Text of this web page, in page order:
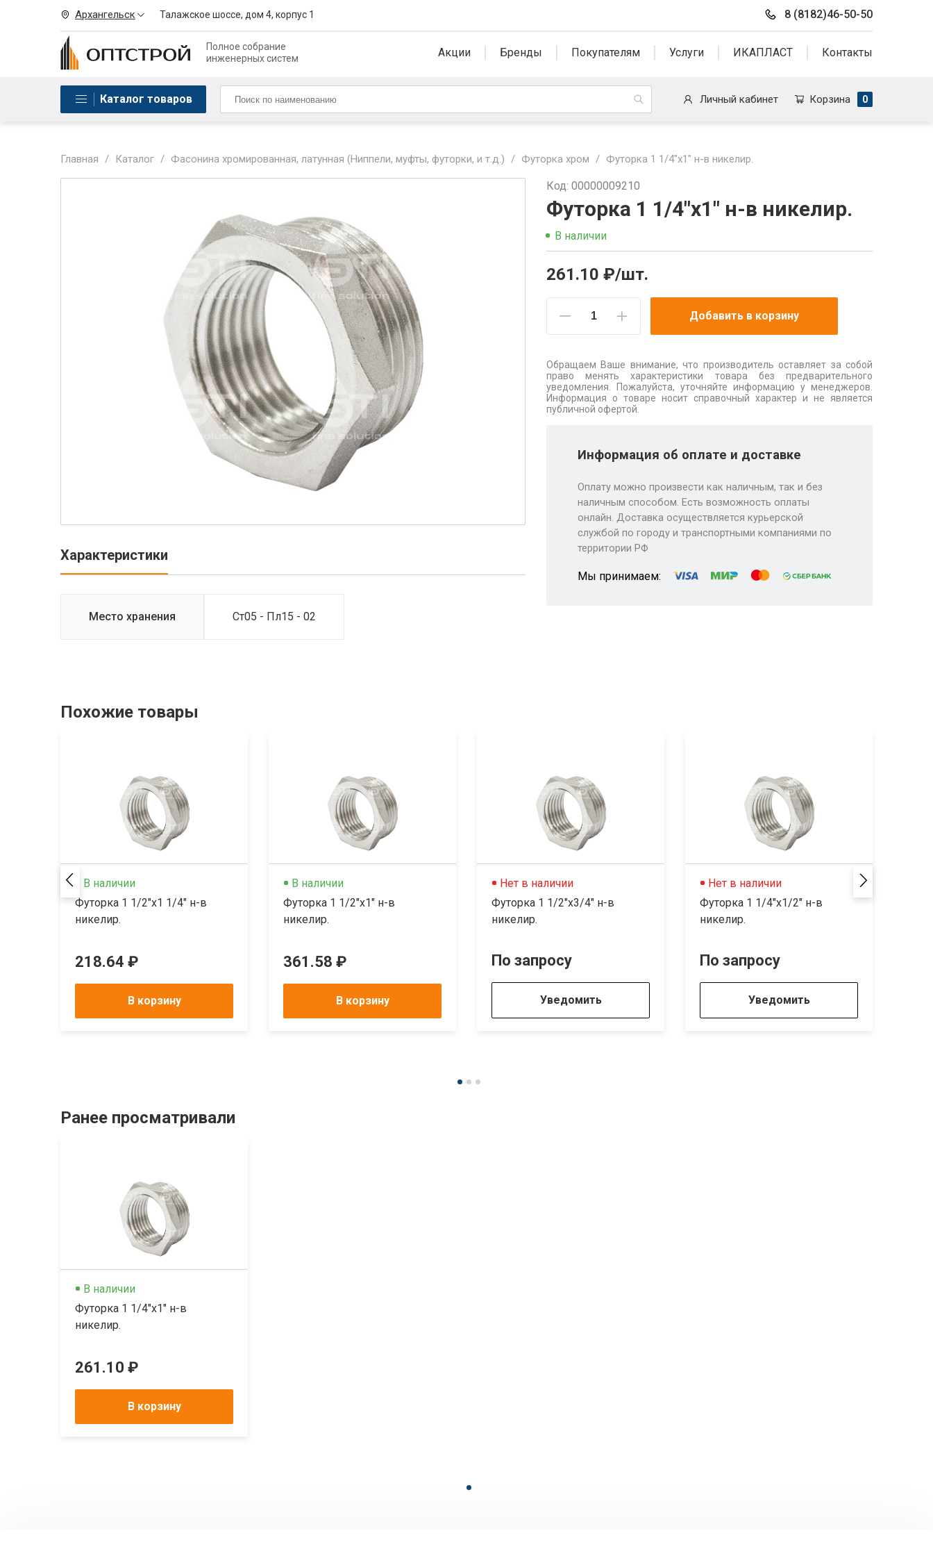
Архангельск Талажское шоссе, дом 4, корпус 1 8 (8182)46-50-50
Полное собрание
инженерных систем
Акции Бренды Покупателям Услуги ИКАПЛАСТ Контакты
Каталог товаров Личный кабинет Корзина 0
Главная / Каталог / Фасонина хромированная, латунная (Ниппели, муфты, футорки, и т.д.) / Футорка хром / Футорка 1 1/4"x1" н-в никелир.
Характеристики
Место хранения Ст05 - Пл15 - 02
Код: 00000009210
Футорка 1 1/4"x1" н-в никелир.
В наличии
261.10 ₽/шт.
Добавить в корзину
Обращаем Ваше внимание, что производитель оставляет за собой
право менять характеристики товара без предварительного
уведомления. Пожалуйста, уточняйте информацию у менеджеров.
Информация о товаре носит справочный характер и не является
публичной офертой.
Информация об оплате и доставке
Оплату можно произвести как наличным, так и без
наличным способом. Есть возможность оплаты
онлайн. Доставка осуществляется курьерской
службой по городу и транспортными компаниями по
территории РФ
Мы принимаем:
Похожие товары
В наличии
Футорка 1 1/2"x1 1/4" н-в
никелир.
218.64 ₽
В корзину
В наличии
Футорка 1 1/2"x1" н-в
никелир.
361.58 ₽
В корзину
Нет в наличии
Футорка 1 1/2"x3/4" н-в
никелир.
По запросу
Уведомить
Нет в наличии
Футорка 1 1/4"x1/2" н-в
никелир.
По запросу
Уведомить
Ранее просматривали
В наличии
Футорка 1 1/4"x1" н-в
никелир.
261.10 ₽
В корзину